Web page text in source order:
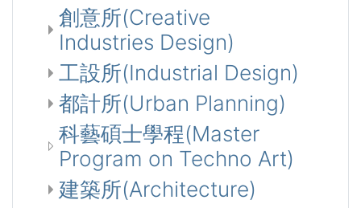
創意所(Creative
Industries Design)
工設所(Industrial Design)
都計所(Urban Planning)
科藝碩士學程(Master
Program on Techno Art)
建築所(Architecture)